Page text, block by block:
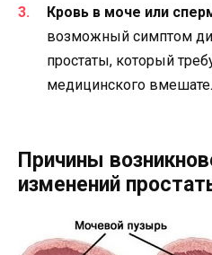
Кровь в моче или
возможный симптом
простаты, который
медицинского
Причины
изменений